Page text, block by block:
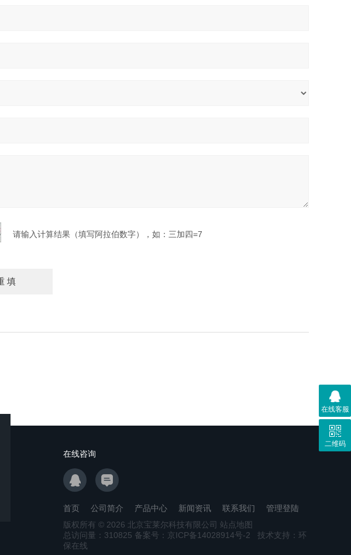
请输入计算结果（填写阿拉伯数字），如：三加四=7
在线咨询
首页 公司简介 产品中心 新闻资讯 联系我们
管理登陆
版权所有 © 2026 北京宝莱尔科技有限公司 站点地图
总访问量： 310825 备案号：京ICP备14028914号-2 技术支持：
环
保在线
在线客服
二维码